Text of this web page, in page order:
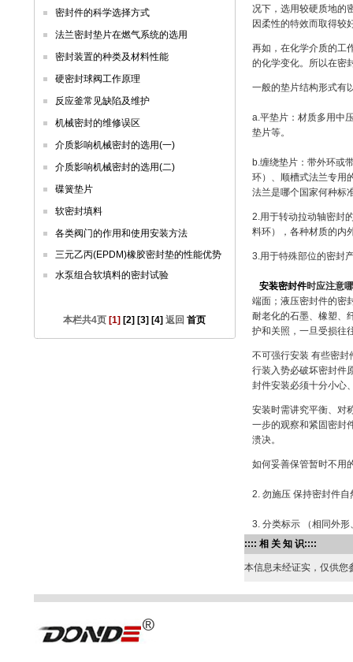
密封件的科学选择方式
法兰密封垫片在燃气系统的选用
密封装置的种类及材料性能
硬密封球阀工作原理
反应釜常见缺陷及维护
机械密封的维修误区
介质影响机械密封的选用(一)
介质影响机械密封的选用(二)
碟簧垫片
软密封填料
各类阀门的作用和使用安装方法
三元乙丙(EPDM)橡胶密封垫的性能优势
水泵组合软填料的密封试验
本栏共4页 [1] [2] [3] [4] 返回 首页
况下，选用较硬质地的
因柔性的特效而取得较
再如，在化学介质的工
的化学变化。所以在密
一般的垫片结构形式有
a.平垫片：材质多用中
垫片等。
b.缠绕垫片：带外环或
环）、顺槽式法兰专用
法兰是哪个国家何种标
2.用于转动拉动轴密封
料环），各种材质的内
3.用于特殊部位的密封
安装密封件时应注意
端面；液压密封件的密
耐老化的石墨、橡塑、
护和关照，一旦受损往
不可强行安装 有些密
行装入势必破坏密封件
封件安装必须十分小心
安装时需讲究平衡、对
一步的观察和紧固密封
溃决。
如何妥善保管暂时不用
2. 勿施压 保持密封件
3. 分类标示 （相同外
:::: 相 关 知 识::::
本信息未经证实，仅供您